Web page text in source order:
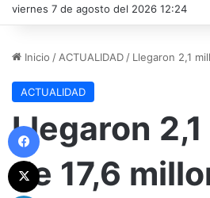
viernes 7 de agosto del 2026 12:24
Inicio / ACTUALIDAD / Llegaron 2,1
ACTUALIDAD
Llegaron
de 17,6
Facebook